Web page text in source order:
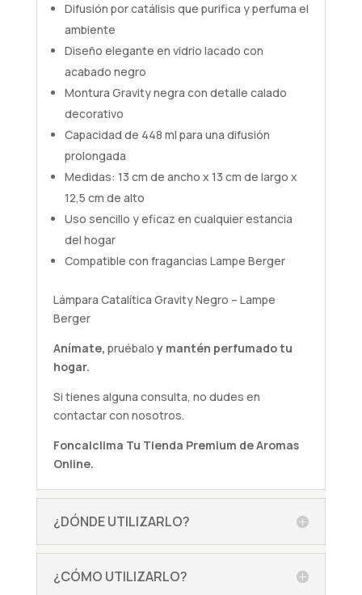
Difusión por catálisis que purifica y perfuma el
ambiente
Diseño elegante en vidrio lacado con
acabado negro
Montura Gravity negra con detalle calado
decorativo
Capacidad de 448 ml para una difusión
prolongada
Medidas: 13 cm de ancho x 13 cm de largo x
12,5 cm de alto
Uso sencillo y eficaz en cualquier estancia
del hogar
Compatible con fragancias Lampe Berger
Lámpara Catalítica Gravity Negro – Lampe
Berger
Anímate, pruébalo y mantén perfumado tu
hogar.
Si tienes alguna consulta, no dudes en
contactar con nosotros.
Foncalclima Tu Tienda Premium de Aromas
Online.
¿DÓNDE UTILIZARLO?
¿CÓMO UTILIZARLO?